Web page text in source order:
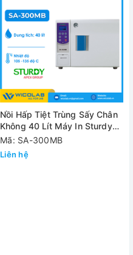
Nồi Hấp Tiệt Trùng Sấy Chân
Không 40 Lít Máy In Sturdy
SA-300MB
Mã: SA-300MB
Liên hệ